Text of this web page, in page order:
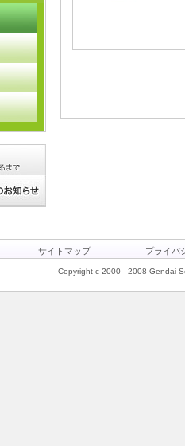
サイトマップ プライバ
Copyright c 2000 - 2008 Gendai